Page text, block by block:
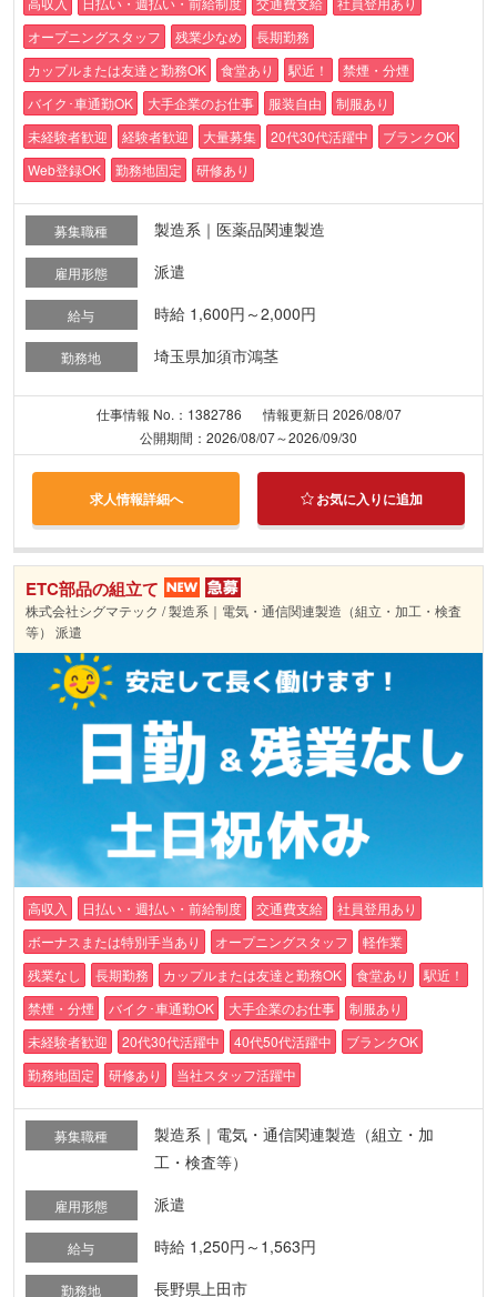
オープニングスタッフ
残業少なめ
長期勤務
カップルまたは友達と勤務OK
食堂あり 駅近！
禁煙・分煙
バイク･車通勤OK
大手企業のお仕事 服装自由
制服あり
未経験者歓迎
経験者歓迎 大量募集 20代30代活躍中
ブランクOK
Web登録OK
勤務地固定 研修あり
募集職種 製造系｜医薬品関連製造
雇用形態 派遣
給与 時給 1,600円～2,000円
勤務地 埼玉県加須市鴻茎
仕事情報 No.：1382786
情報更新日 2026/08/07
公開期間：2026/08/07～2026/09/30
求人情報詳細へ お気に入りに追加
ETC部品の組立て
株式会社シグマテック / 製造系｜電気・通信関連製造（組立・加工・検査
等） 派遣
高収入 日払い・週払い・前給制度 交通費支給
社員登用あり
ボーナスまたは特別手当あり
オープニングスタッフ
軽作業
残業なし
長期勤務 カップルまたは友達と勤務OK 食堂あり
駅近！
禁煙・分煙
バイク･車通勤OK 大手企業のお仕事
制服あり
未経験者歓迎
20代30代活躍中 40代50代活躍中
ブランクOK
勤務地固定
研修あり 当社スタッフ活躍中
募集職種
製造系｜電気・通信関連製造（組立・加
工・検査等）
雇用形態 派遣
給与 時給 1,250円～1,563円
勤務地 長野県上田市